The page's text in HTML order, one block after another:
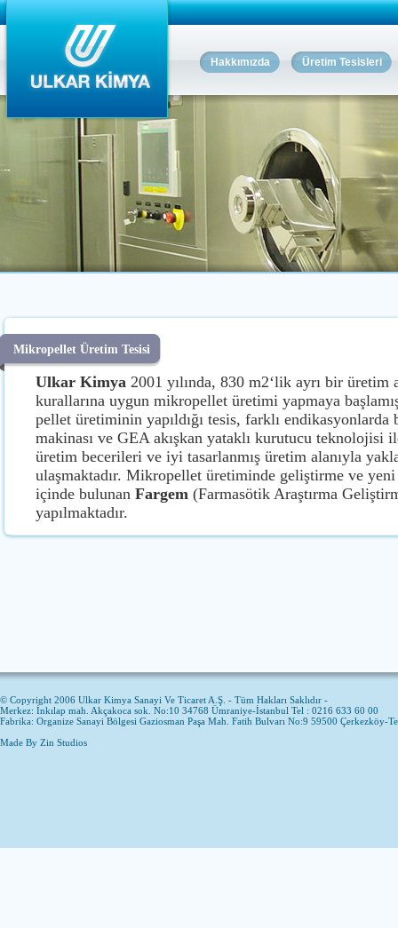
Üretim Tesisleri
Hakkımızda
Mikropellet Üretim Tesisi
Ulkar Kimya 2001 yılında, 830 m2‘lik ayrı bir üretim
kurallarına uygun mikropellet üretimi yapmaya
pellet üretiminin yapıldığı tesis, farklı
makinası ve GEA akışkan yataklı kurutucu teknolojisi
üretim becerileri ve iyi tasarlanmış üretim alanıyla
ulaşmaktadır. Mikropellet üretiminde geliştirme ve yeni
içinde bulunan Fargem (Farmasötik Araştırma
yapılmaktadır.
© Copyright 2006 Ulkar Kimya Sanayi Ve Ticaret A.Ş. - Tüm Hakları Saklıdır -
Merkez: İnkılap mah. Akçakoca sok. No:10 34768 Ümraniye-İstanbul Tel : 0216 633 60 00
Fabrika: Organize Sanayi Bölgesi Gaziosman Paşa Mah. Fatih Bulvarı No:9 59500 Çerkezköy-
Made By Zin Studios